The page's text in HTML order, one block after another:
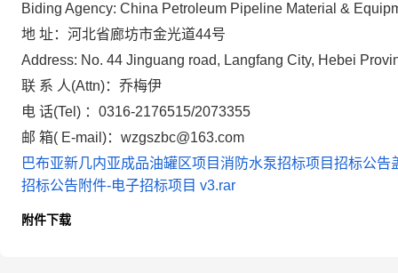
Biding Agency: China Petroleum Pipeline Material &
地 址：河北省廊坊市金光道44号
Address: No. 44 Jinguang road, Langfang City, Hebei
联 系 人(Attn)：乔梅伊
电 话(Tel) ：0316-2176515/2073355
邮 箱( E-mail)：wzgszbc@163.com
巴布亚新几内亚成品油罐区项目消防水泵招标项目招标公告
招标公告附件-电子招标项目 v3.rar
附件下载